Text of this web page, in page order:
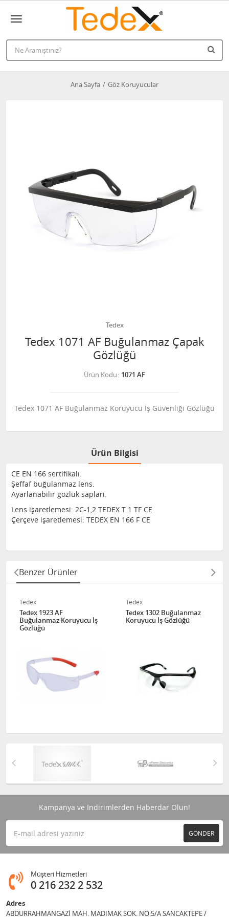
Ana Sayfa Göz Koruyucular
Tedex
Tedex 1071 AF Buğulanmaz Çapak
Gözlüğü
Ürün Kodu 1071 AF
Tedex 1071 AF Buğulanmaz Koruyucu İş Güvenliği Gözlüğü
Ürün Bilgisi
CE EN 166 sertifikalı.
Şeffaf buğulanmaz lens.
Ayarlanabilir gözlük sapları.
Lens işaretlemesi: 2C-1,2 TEDEX T 1 TF CE
Çerçeve işaretlemesi: TEDEX EN 166 F CE
Benzer Ürünler
Tedex
Tedex 1923 AF
Buğulanmaz Koruyucu İş
Gözlüğü
Tedex
Tedex 1302 Buğulanmaz
Koruyucu İş Gözlüğü
Kampanya ve İndirimlerden Haberdar Olun!
GÖNDER
Müşteri Hizmetleri
0 216 232 2 532
Adres
ABDURRAHMANGAZİ MAH. MADIMAK SOK. NO:5/A SANCAKTEPE /